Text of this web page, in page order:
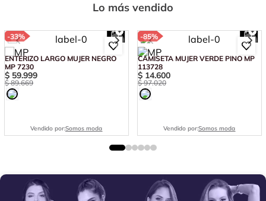
Lo más vendido
-33%
ENTERIZO LARGO MUJER NEGRO
MP 7230
$ 59.999
$ 89.669
Vendido por:Somos moda
-85%
CAMISETA MUJER VERDE PINO MP
113728
$ 14.600
$ 97.020
Vendido por:Somos moda